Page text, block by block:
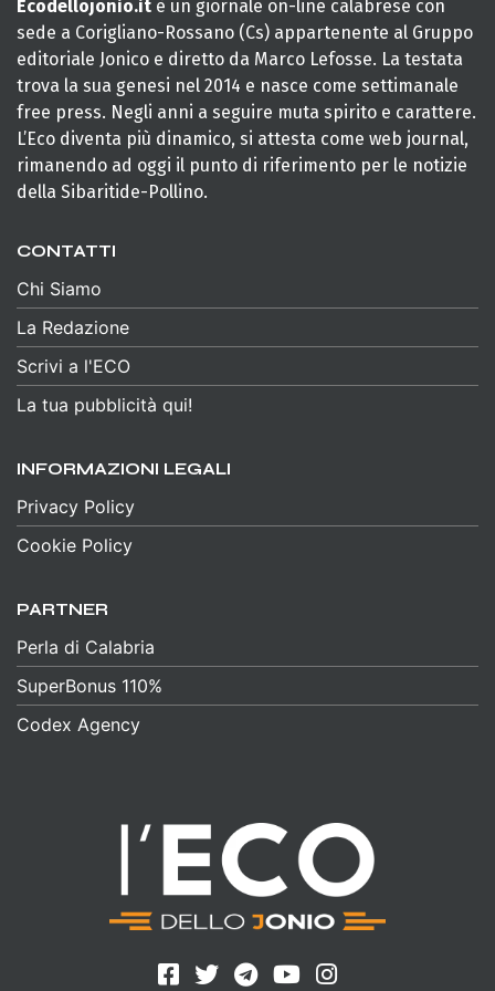
Ecodellojonio.it è un giornale on-line calabrese con
sede a Corigliano-Rossano (Cs) appartenente al Gruppo
editoriale Jonico e diretto da Marco Lefosse. La testata
trova la sua genesi nel 2014 e nasce come settimanale
free press. Negli anni a seguire muta spirito e carattere.
L’Eco diventa più dinamico, si attesta come web journal,
rimanendo ad oggi il punto di riferimento per le notizie
della Sibaritide-Pollino.
CONTATTI
Chi Siamo
La Redazione
Scrivi a l'ECO
La tua pubblicità qui!
INFORMAZIONI LEGALI
Privacy Policy
Cookie Policy
PARTNER
Perla di Calabria
SuperBonus 110%
Codex Agency